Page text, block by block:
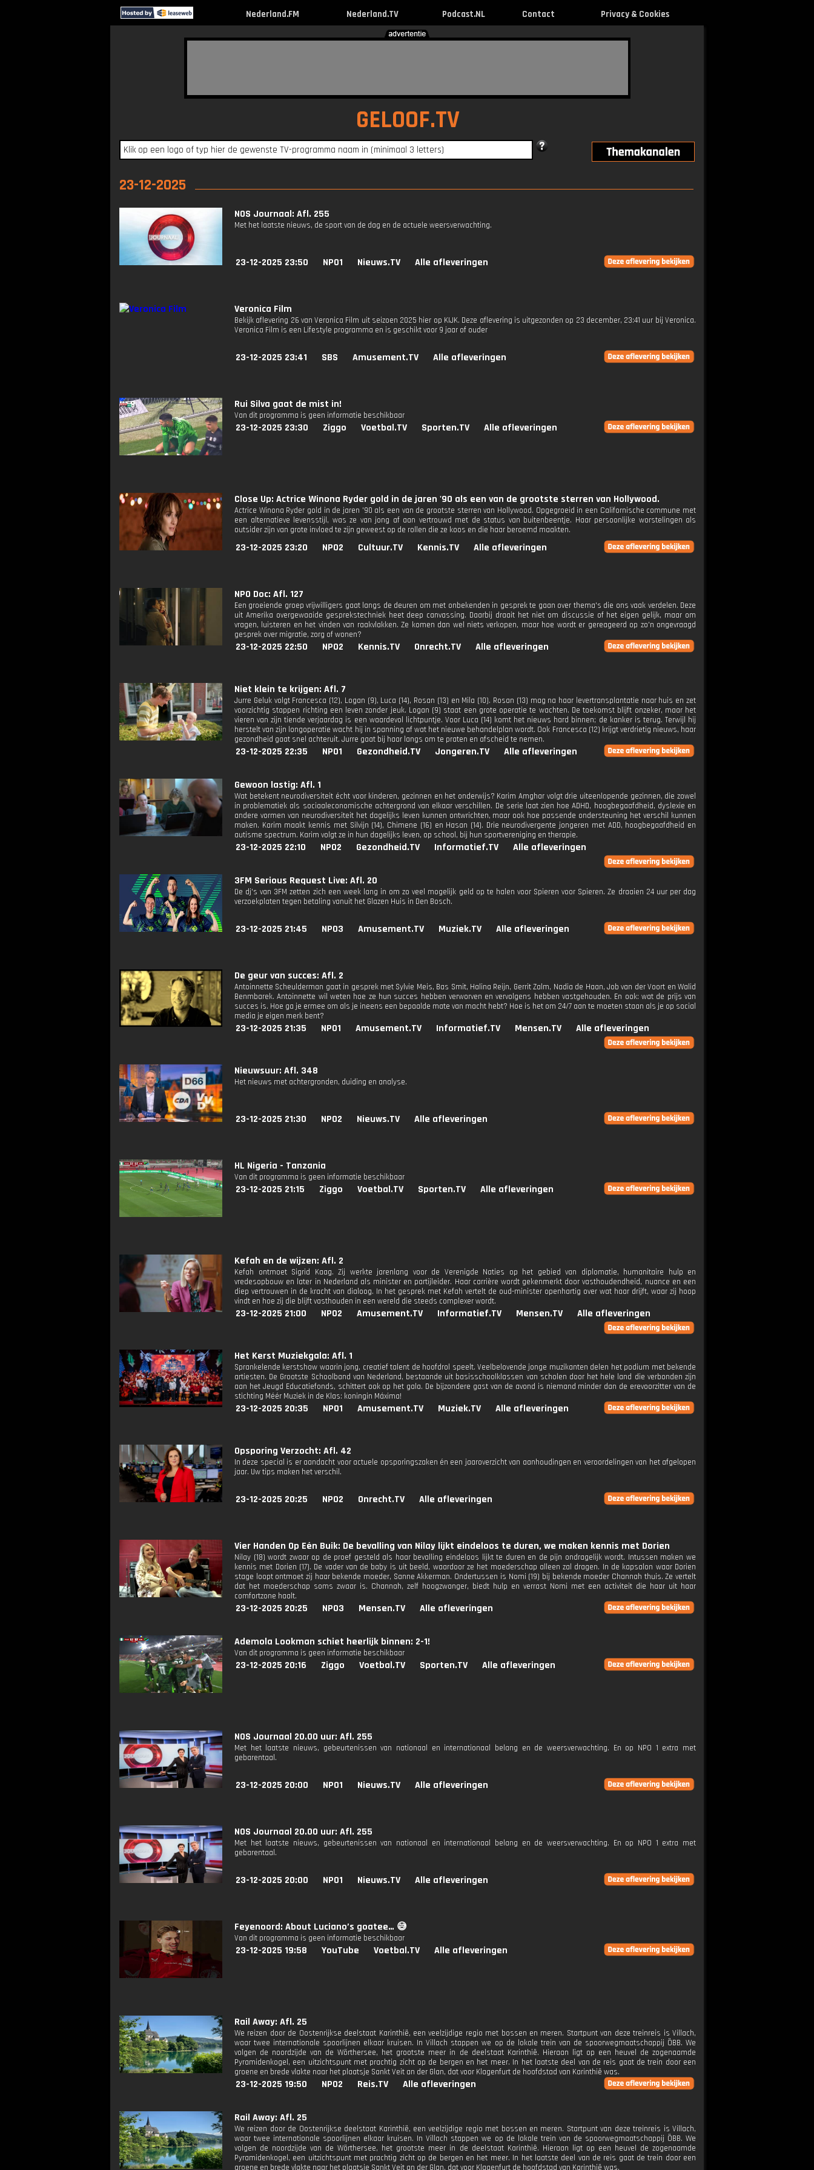
Nederland.FM Nederland.TV Podcast.NL Contact Privacy & Cookies
GELOOF.TV
23-12-2025
NOS Journaal: Afl. 255
Met het laatste nieuws, de sport van de dag en de actuele weersverwachting.
23-12-2025 23:50 NPO1 Nieuws.TV Alle afleveringen
Veronica Film
Bekijk aflevering 26 van Veronica Film uit seizoen 2025 hier op KIJK. Deze aflevering is uitgezonden op 23 december, 23:41 uur bij Veronica.
Veronica Film is een Lifestyle programma en is geschikt voor 9 jaar of ouder
23-12-2025 23:41 SBS Amusement.TV Alle afleveringen
Rui Silva gaat de mist in!
Van dit programma is geen informatie beschikbaar
23-12-2025 23:30 Ziggo Voetbal.TV Sporten.TV Alle afleveringen
Close Up: Actrice Winona Ryder gold in de jaren '90 als een van de grootste sterren van Hollywood.
Actrice Winona Ryder gold in de jaren '90 als een van de grootste sterren van Hollywood. Opgegroeid in een Californische commune met
een alternatieve levensstijl, was ze van jong af aan vertrouwd met de status van buitenbeentje. Haar persoonlijke worstelingen als
outsider zijn van grote invloed te zijn geweest op de rollen die ze koos en die haar beroemd maakten.
23-12-2025 23:20 NPO2 Cultuur.TV Kennis.TV Alle afleveringen
NPO Doc: Afl. 127
Een groeiende groep vrijwilligers gaat langs de deuren om met onbekenden in gesprek te gaan over thema's die ons vaak verdelen. Deze
uit Amerika overgewaaide gesprekstechniek heet deep canvassing. Daarbij draait het niet om discussie of het eigen gelijk, maar om
vragen, luisteren en het vinden van raakvlakken. Ze komen dan wel niets verkopen, maar hoe wordt er gereageerd op zo'n ongevraagd
gesprek over migratie, zorg of wonen?
23-12-2025 22:50 NPO2 Kennis.TV Onrecht.TV Alle afleveringen
Niet klein te krijgen: Afl. 7
Jurre Geluk volgt Francesca (12), Logan (9), Luca (14), Rosan (13) en Mila (10). Rosan (13) mag na haar levertransplantatie naar huis en zet
voorzichtig stappen richting een leven zonder jeuk. Logan (9) staat een grote operatie te wachten. De toekomst blijft onzeker, maar het
vieren van zijn tiende verjaardag is een waardevol lichtpuntje. Voor Luca (14) komt het nieuws hard binnen; de kanker is terug. Terwijl hij
herstelt van zijn longoperatie wacht hij in spanning af wat het nieuwe behandelplan wordt. Ook Francesca (12) krijgt verdrietig nieuws, haar
gezondheid gaat snel achteruit. Jurre gaat bij haar langs om te praten en afscheid te nemen.
23-12-2025 22:35 NPO1 Gezondheid.TV Jongeren.TV Alle afleveringen
Gewoon lastig: Afl. 1
Wat betekent neurodiversiteit écht voor kinderen, gezinnen en het onderwijs? Karim Amghar volgt drie uiteenlopende gezinnen, die zowel
in problematiek als sociaaleconomische achtergrond van elkaar verschillen. De serie laat zien hoe ADHD, hoogbegaafdheid, dyslexie en
andere vormen van neurodiversiteit het dagelijks leven kunnen ontwrichten, maar ook hoe passende ondersteuning het verschil kunnen
maken. Karim maakt kennis met Silvijn (14), Chimene (16) en Hasan (14). Drie neurodivergente jongeren met ADD, hoogbegaafdheid en
autisme spectrum. Karim volgt ze in hun dagelijks leven, op school, bij hun sportvereniging en therapie.
23-12-2025 22:10 NPO2 Gezondheid.TV Informatief.TV Alle afleveringen
3FM Serious Request Live: Afl. 20
De dj's van 3FM zetten zich een week lang in om zo veel mogelijk geld op te halen voor Spieren voor Spieren. Ze draaien 24 uur per dag
verzoekplaten tegen betaling vanuit het Glazen Huis in Den Bosch.
23-12-2025 21:45 NPO3 Amusement.TV Muziek.TV Alle afleveringen
De geur van succes: Afl. 2
Antoinnette Scheulderman gaat in gesprek met Sylvie Meis, Bas Smit, Halina Reijn, Gerrit Zalm, Nadia de Haan, Job van der Voort en Walid
Benmbarek. Antoinnette wil weten hoe ze hun succes hebben verworven en vervolgens hebben vastgehouden. En ook: wat de prijs van
succes is. Hoe ga je ermee om als je ineens een bepaalde mate van macht hebt? Hoe is het om 24/7 aan te moeten staan als je op social
media je eigen merk bent?
23-12-2025 21:35 NPO1 Amusement.TV Informatief.TV Mensen.TV Alle afleveringen
Nieuwsuur: Afl. 348
Het nieuws met achtergronden, duiding en analyse.
23-12-2025 21:30 NPO2 Nieuws.TV Alle afleveringen
HL Nigeria - Tanzania
Van dit programma is geen informatie beschikbaar
23-12-2025 21:15 Ziggo Voetbal.TV Sporten.TV Alle afleveringen
Kefah en de wijzen: Afl. 2
Kefah ontmoet Sigrid Kaag. Zij werkte jarenlang voor de Verenigde Naties op het gebied van diplomatie, humanitaire hulp en
vredesopbouw en later in Nederland als minister en partijleider. Haar carrière wordt gekenmerkt door vasthoudendheid, nuance en een
diep vertrouwen in de kracht van dialoog. In het gesprek met Kefah vertelt de oud-minister openhartig over wat haar drijft, waar zij hoop
vindt en hoe zij die blijft vasthouden in een wereld die steeds complexer wordt.
23-12-2025 21:00 NPO2 Amusement.TV Informatief.TV Mensen.TV Alle afleveringen
Het Kerst Muziekgala: Afl. 1
Sprankelende kerstshow waarin jong, creatief talent de hoofdrol speelt. Veelbelovende jonge muzikanten delen het podium met bekende
artiesten. De Grootste Schoolband van Nederland, bestaande uit basisschoolklassen van scholen door het hele land die verbonden zijn
aan het Jeugd Educatiefonds, schittert ook op het gala. De bijzondere gast van de avond is niemand minder dan de erevoorzitter van de
stichting Méér Muziek in de Klas: koningin Máxima!
23-12-2025 20:35 NPO1 Amusement.TV Muziek.TV Alle afleveringen
Opsporing Verzocht: Afl. 42
In deze special is er aandacht voor actuele opsporingszaken én een jaaroverzicht van aanhoudingen en veroordelingen van het afgelopen
jaar. Uw tips maken het verschil.
23-12-2025 20:25 NPO2 Onrecht.TV Alle afleveringen
Vier Handen Op Eén Buik: De bevalling van Nilay lijkt eindeloos te duren, we maken kennis met Dorien
Nilay (18) wordt zwaar op de proef gesteld als haar bevalling eindeloos lijkt te duren en de pijn ondragelijk wordt. Intussen maken we
kennis met Dorien (17). De vader van de baby is uit beeld, waardoor ze het moederschap alleen zal dragen. In de kapsalon waar Dorien
stage loopt ontmoet zij haar bekende moeder, Sanne Akkerman. Ondertussen is Nomi (19) bij bekende moeder Channah thuis. Ze vertelt
dat het moederschap soms zwaar is. Channah, zelf hoogzwanger, biedt hulp en verrast Nomi met een activiteit die haar uit haar
comfortzone haalt.
23-12-2025 20:25 NPO3 Mensen.TV Alle afleveringen
Ademola Lookman schiet heerlijk binnen: 2-1!
Van dit programma is geen informatie beschikbaar
23-12-2025 20:16 Ziggo Voetbal.TV Sporten.TV Alle afleveringen
NOS Journaal 20.00 uur: Afl. 255
Met het laatste nieuws, gebeurtenissen van nationaal en internationaal belang en de weersverwachting. En op NPO 1 extra met
gebarentaal.
23-12-2025 20:00 NPO1 Nieuws.TV Alle afleveringen
NOS Journaal 20.00 uur: Afl. 255
Met het laatste nieuws, gebeurtenissen van nationaal en internationaal belang en de weersverwachting. En op NPO 1 extra met
gebarentaal.
23-12-2025 20:00 NPO1 Nieuws.TV Alle afleveringen
Feyenoord: About Luciano’s goatee… 😅
Van dit programma is geen informatie beschikbaar
23-12-2025 19:58 YouTube Voetbal.TV Alle afleveringen
Rail Away: Afl. 25
We reizen door de Oostenrijkse deelstaat Karinthië, een veelzijdige regio met bossen en meren. Startpunt van deze treinreis is Villach,
waar twee internationale spoorlijnen elkaar kruisen. In Villach stappen we op de lokale trein van de spoorwegmaatschappij ÖBB. We
volgen de noordzijde van de Wörthersee, het grootste meer in de deelstaat Karinthië. Hieraan ligt op een heuvel de zogenaamde
Pyramidenkogel, een uitzichtspunt met prachtig zicht op de bergen en het meer. In het laatste deel van de reis gaat de trein door een
groene en brede vlakte naar het plaatsje Sankt Veit an der Glan, dat voor Klagenfurt de hoofdstad van Karinthië was.
23-12-2025 19:50 NPO2 Reis.TV Alle afleveringen
Rail Away: Afl. 25
We reizen door de Oostenrijkse deelstaat Karinthië, een veelzijdige regio met bossen en meren. Startpunt van deze treinreis is Villach,
waar twee internationale spoorlijnen elkaar kruisen. In Villach stappen we op de lokale trein van de spoorwegmaatschappij ÖBB. We
volgen de noordzijde van de Wörthersee, het grootste meer in de deelstaat Karinthië. Hieraan ligt op een heuvel de zogenaamde
Pyramidenkogel, een uitzichtspunt met prachtig zicht op de bergen en het meer. In het laatste deel van de reis gaat de trein door een
groene en brede vlakte naar het plaatsje Sankt Veit an der Glan, dat voor Klagenfurt de hoofdstad van Karinthië was.